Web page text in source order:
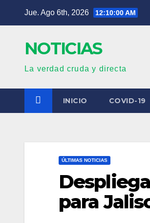
Jue. Ago 6th, 2026 12:10:01 AM
NOTICIAS
La verdad cruda y directa
INICIO COVID-19
ÚLTIMAS NOTICIAS
para